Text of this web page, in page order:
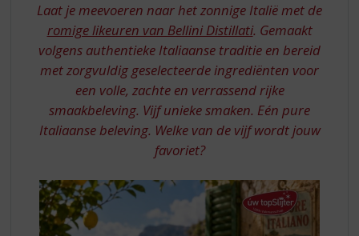
VERLEIDELIJKE
SMAKEN
Laat je meevoeren naar het zonnige Italië met de
romige likeuren van Bellini Distillati. Gemaakt
volgens authentieke Italiaanse traditie en bereid
met zorgvuldig geselecteerde ingrediënten voor
een volle, zachte en verrassend rijke
smaakbeleving. Vijf unieke smaken. Eén pure
Italiaanse beleving. Welke van de vijf wordt jouw
favoriet?